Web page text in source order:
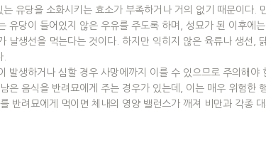
는 유당을 소화시키는 효소가 부족하거나 거의 없기 때문이다.
유당이 들어있지 않은 우유를 주도록 하며, 성묘가 된 이후에
날생선을 먹는다는 것이다. 하지만 익히지 않은 육류나 생선,
발생하거나 심할 경우 사망에까지 이를 수 있으므로 주의해야
은 음식을 반려묘에게 주는 경우가 있는데, 이는 매우 위험한
반려묘에게 먹이면 체내의 영양 밸런스가 깨져 비만과 각종